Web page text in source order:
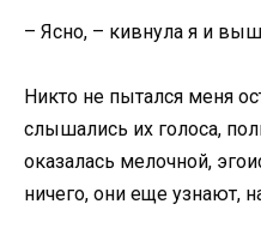
– Ясно, – кивнула я и
Никто не пытался меня
слышались их голоса,
оказалась мелочной,
ничего, они еще узнают,